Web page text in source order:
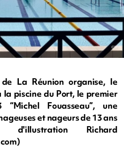
La Réunion organise, le
la piscine du Port, le premier
Fouasseau”, une
et nageurs de 13 ans
Richard